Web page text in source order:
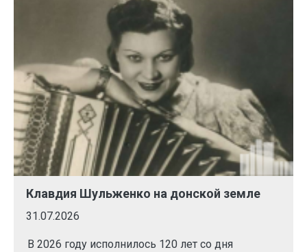
Клавдия Шульженко на донской земле
31.07.2026
В 2026 году исполнилось 120 лет со дня